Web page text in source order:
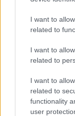
I want to
related to
I want to
related to
I want to
related to
functionality
user
τους στο
βρήκε το
«γερόλυκου»
ασίστ απ'
στο τετ-α-
Διαβάστε